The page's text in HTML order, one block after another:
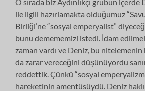
O sırada biz Aydınlıkçı grubun içerde
ile ilgili hazırlamakta olduğumuz
Birliği’ne “sosyal emperyalist”
bunu demememizi istedi. İdam
zaman vardı ve Deniz, bu nitelemenin
da zarar vereceğini düşünüyordu
reddettik. Çünkü “sosyal
hareketinin amentüsüydü. Deniz